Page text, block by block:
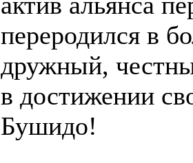
переродился в
дружный,
в достижении
Бушидо!